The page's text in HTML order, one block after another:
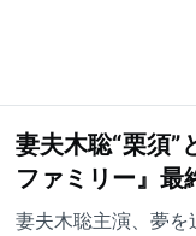
妻夫木聡“栗須”
ファミリー』最
妻夫木聡主演、夢